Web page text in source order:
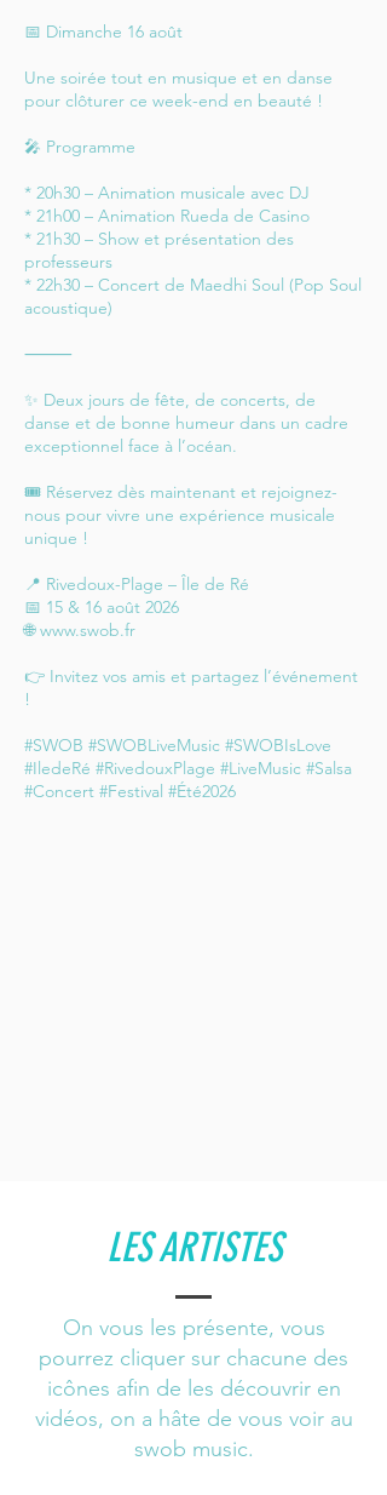
📅 Dimanche 16 août
Une soirée tout en musique et en danse
pour clôturer ce week-end en beauté !
🎤 Programme
* 20h30 – Animation musicale avec DJ
* 21h00 – Animation Rueda de Casino
* 21h30 – Show et présentation des
professeurs
* 22h30 – Concert de Maedhi Soul (Pop Soul
acoustique)
⸻
✨ Deux jours de fête, de concerts, de
danse et de bonne humeur dans un cadre
exceptionnel face à l’océan.
🎟️ Réservez dès maintenant et rejoignez-
nous pour vivre une expérience musicale
unique !
📍 Rivedoux-Plage – Île de Ré
📅 15 & 16 août 2026
🌐www.swob.fr
👉 Invitez vos amis et partagez l’événement
!
#SWOB #SWOBLiveMusic #SWOBIsLove
#IledeRé #RivedouxPlage #LiveMusic #Salsa
#Concert #Festival #Été2026
LES ARTISTES
On vous les présente, vous
pourrez cliquer sur chacune des
icônes afin de les découvrir en
vidéos, on a hâte de vous voir au
swob music.